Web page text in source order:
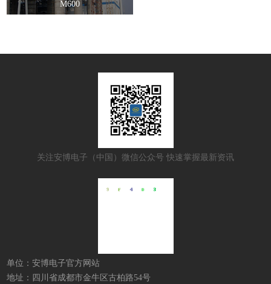
M600
关注安博电子（中国）微信公众号 快速掌握最新资讯
单位：安博电子官方网站
地址：四川省成都市金牛区古柏路54号